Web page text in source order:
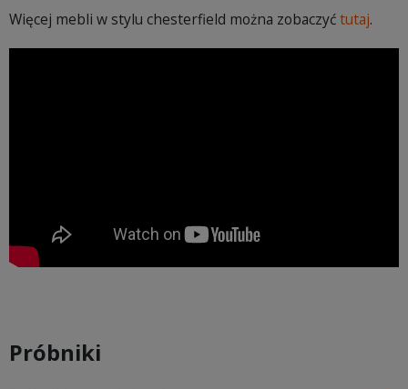
Więcej mebli w stylu chesterfield można zobaczyćtutaj.
Próbniki